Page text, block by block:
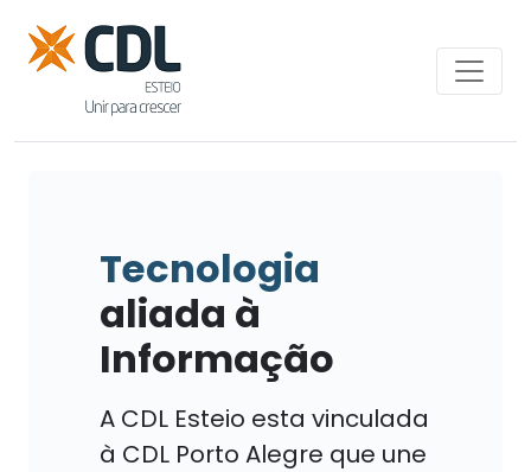
Tecnologia
aliada à
Informação
A CDL Esteio esta vinculada
à CDL Porto Alegre que une